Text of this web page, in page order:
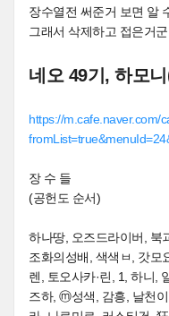
장수열전 써준거 보면 알
그래서 삭제하고 접은거군.
네오 49기, 하모
https://m.cafe.naver.com/
장 수 들
(공헌도 순서)
하나땅, 오즈드라이버, 북
조화의성배, 색색ㅂ, 갓모
렌, 토오사카·린, 1, 하니,
즈하, ⓜ성색, 감흥, 날천